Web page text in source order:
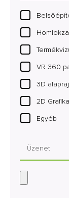
VR 360
3D
2D Grafika
Egyéb